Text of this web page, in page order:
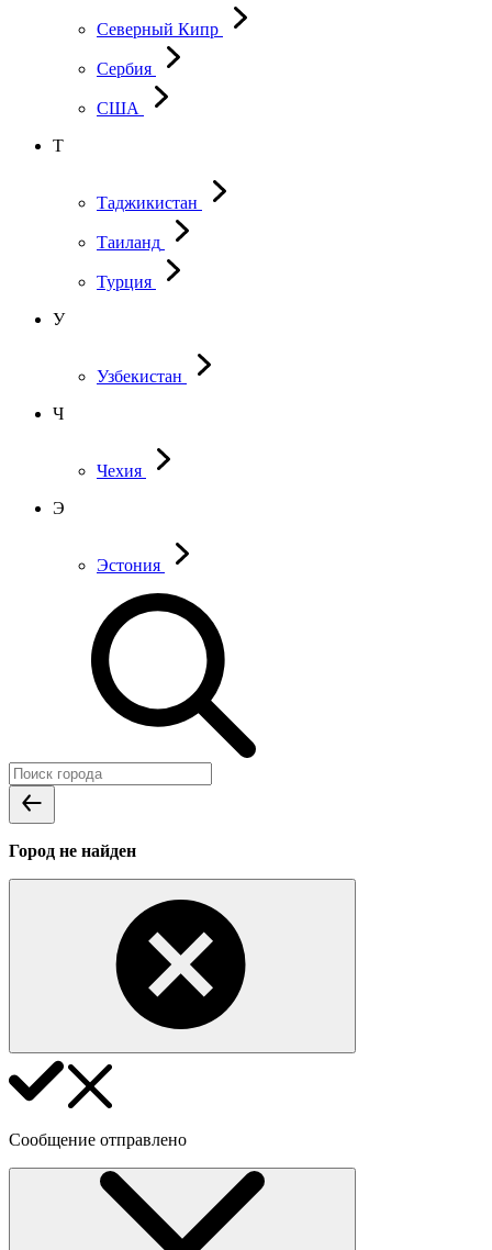
Северный Кипр
Сербия
США
Т
Таджикистан
Таиланд
Турция
У
Узбекистан
Ч
Чехия
Э
Эстония
Город не найден
Сообщение отправлено